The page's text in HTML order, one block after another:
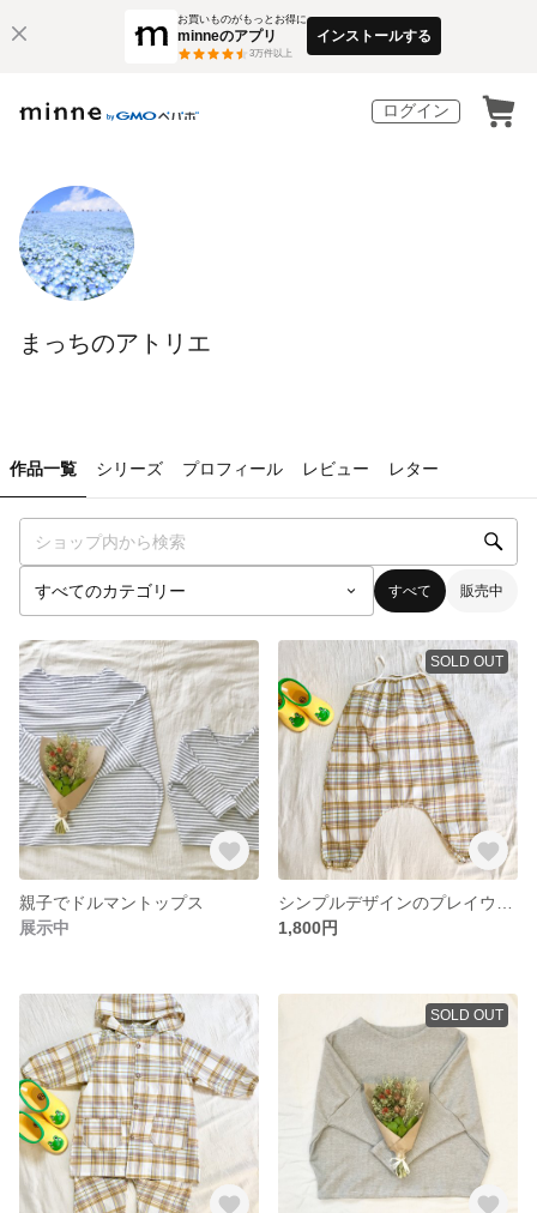
お買いものがもっとお得に
minneのアプリ
3万件以上
インストールする
ログイン
まっちのアトリエ
作品一覧 シリーズ プロフィール レビュー レター
すべて 販売中
親子でドルマントップス
展示中
SOLD OUT
1,800円
SOLD OUT